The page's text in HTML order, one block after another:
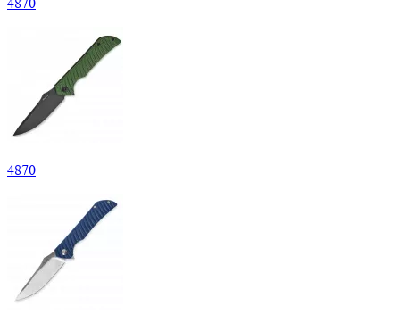
4870